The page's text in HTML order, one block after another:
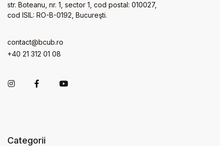
str. Boteanu, nr. 1, sector 1, cod postal: 010027,
cod ISIL: RO-B-0192, Bucureşti.
contact@bcub.ro
+40 21 312 01 08
Categorii